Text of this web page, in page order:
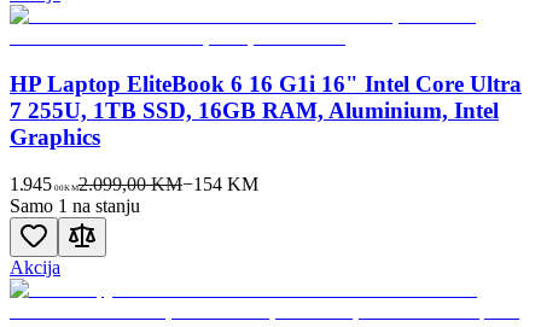
HP Laptop EliteBook 6 16 G1i 16" Intel Core Ultra
7 255U, 1TB SSD, 16GB RAM, Aluminium, Intel
Graphics
1.945 00KM2.099,00 KM−154KM
Samo 1 na stanju
Akcija